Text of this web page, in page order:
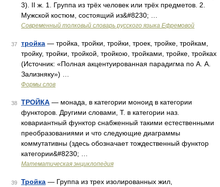
3). II ж. 1. Группа из трёх человек или трёх предметов. 2.
Мужской костюм, состоящий из&#8230; …
Современный толковый словарь русского языка Ефремовой
37 тройка — тройка, тройки, тройки, троек, тройке, тройкам,
тройку, тройки, тройкой, тройкою, тройками, тройке, тройках
(Источник: «Полная акцентуированная парадигма по А. А.
Зализняку») …
Формы слов
38 ТРОЙКА — монада, в категории моноид в категории
функторов. Другими словами, Т. в категории наз.
ковариантный функтор снабженный такими естественными
преобразованиями и что следующие диаграммы
коммутативны (здесь обозначает тождественный функтор
категории&#8230; …
Математическая энциклопедия
39 Тройка — Группа из трех изолированных жил,